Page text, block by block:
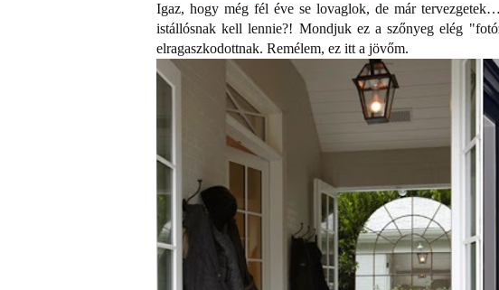
Igaz, hogy még fél éve se lovaglok, de már
istállósnak kell lennie?! Mondjuk ez a szőnyeg elég
elragaszkodottnak. Remélem, ez itt a jövőm.